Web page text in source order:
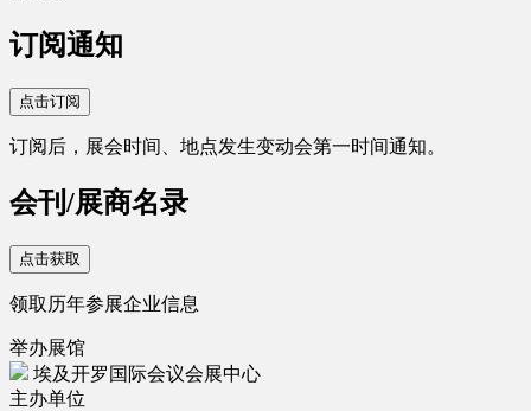
订阅通知
点击订阅
订阅后，展会时间、地点发生变动会第一时间通知。
会刊/展商名录
点击获取
领取历年参展企业信息
举办展馆
埃及开罗国际会议会展中心
主办单位